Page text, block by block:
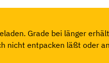
Grade bei länger
nicht entpacken läßt oder